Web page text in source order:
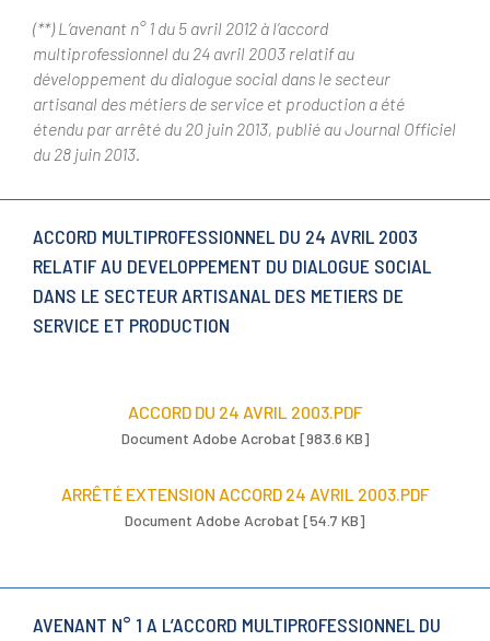
(**) L’avenant n° 1 du 5 avril 2012 à l’accord
multiprofessionnel du 24 avril 2003 relatif au
développement du dialogue social dans le secteur
artisanal des métiers de service et production a été
étendu par arrêté du 20 juin 2013, publié au Journal Officiel
du 28 juin 2013.
ACCORD MULTIPROFESSIONNEL DU 24 AVRIL 2003
RELATIF AU DEVELOPPEMENT DU DIALOGUE SOCIAL
DANS LE SECTEUR ARTISANAL DES METIERS DE
SERVICE ET PRODUCTION
ACCORD DU 24 AVRIL 2003.PDF
Document Adobe Acrobat [983.6 KB]
ARRÊTÉ EXTENSION ACCORD 24 AVRIL 2003.PDF
Document Adobe Acrobat [54.7 KB]
AVENANT N° 1 A L’ACCORD MULTIPROFESSIONNEL DU